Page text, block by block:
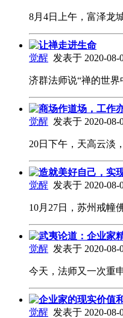
8月4日上午，富泽龙
让禅走进生命
觉醒 发表于 2020-08-
济群法师说“禅的世
商场作道场，工作
觉醒 发表于 2020-08-
20日下午，天高云淡
造就美好自己，实
觉醒 发表于 2020-08-
10月27日，苏州戒幢
武夷论道：企业家
觉醒 发表于 2020-08-
今天，法师又一次重
企业家的现实价值
觉醒 发表于 2020-08-